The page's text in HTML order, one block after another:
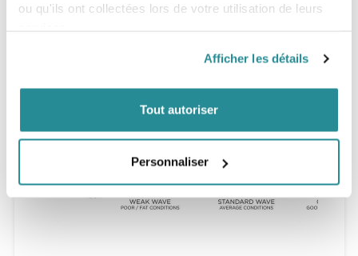
ou qu'ils ont collectées lors de votre utilisation de leurs
Afficher les détails
Tout autoriser
Personnaliser